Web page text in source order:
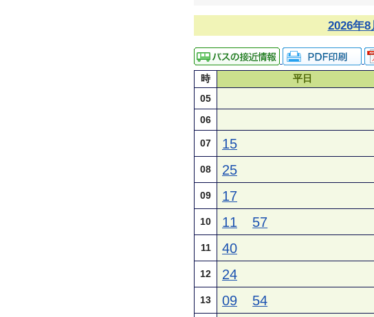
2026年
時 平日
05
06
07 15
08 25
09 17
10 11 57
11 40
12 24
13 09 54